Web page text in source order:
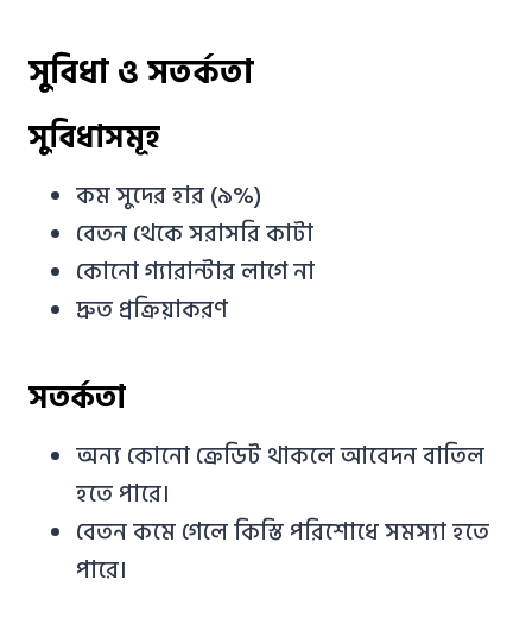
সুবিধা ও সতর্কতা
সুবিধাসমূহ
কম সুদের হার (৯%)
বেতন থেকে সরাসরি কাটা
কোনো গ্যারান্টার লাগে না
দ্রুত প্রক্রিয়াকরণ
সতর্কতা
অন্য কোনো ক্রেডিট থাকলে আবেদন বাতিল
হতে পারে।
বেতন কমে গেলে কিস্তি পরিশোধে সমস্যা হতে
পারে।